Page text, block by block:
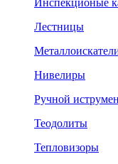
Инспекционые
Лестницы
Нивелиры
Ручной
Теодолиты
Тепловизоры